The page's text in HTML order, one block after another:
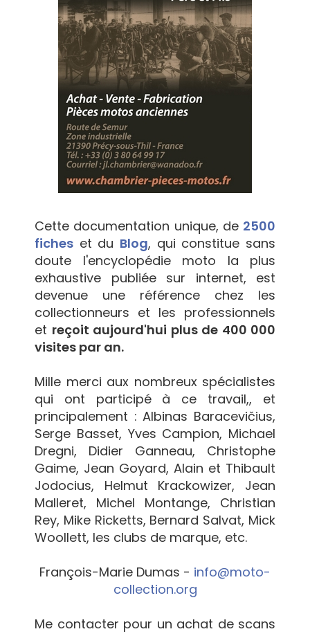
Cette documentation unique, de 2500
fiches et du Blog, qui constitue sans
doute l'encyclopédie moto la plus
exhaustive publiée sur internet, est
devenue une référence chez les
collectionneurs et les professionnels
et reçoit aujourd'hui plus de 400 000
visites par an.
Mille merci aux nombreux spécialistes
qui ont participé à ce travail,, et
principalement : Albinas Baracevičius,
Serge Basset, Yves Campion, Michael
Dregni, Didier Ganneau, Christophe
Gaime, Jean Goyard, Alain et Thibault
Jodocius, Helmut Krackowizer, Jean
Malleret, Michel Montange, Christian
Rey, Mike Ricketts, Bernard Salvat, Mick
Woollett, les clubs de marque, etc.
François-Marie Dumas - info@moto-
collection.org
Me contacter pour un achat de scans